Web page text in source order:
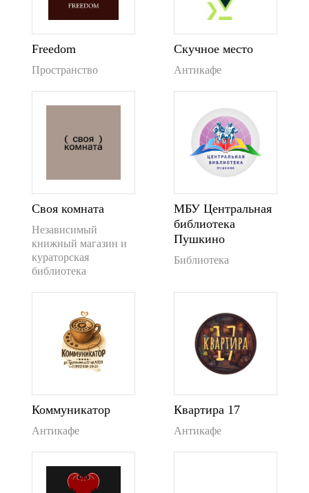
Freedom
Пространство
Скучное место
Антикафе
Своя комната
Независимый
книжный магазин и
кураторская
библиотека
МБУ Центральная
библиотека
Пушкино
Библиотека
Коммуникатор
Антикафе
Квартира 17
Антикафе